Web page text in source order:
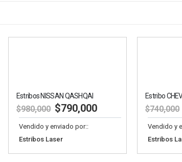
Estribos NISSAN QASHQAI
980,000 $790,000
Vendido y enviado por::
Estribos Laser
740,000 $
Vendido y
Estribos Laser